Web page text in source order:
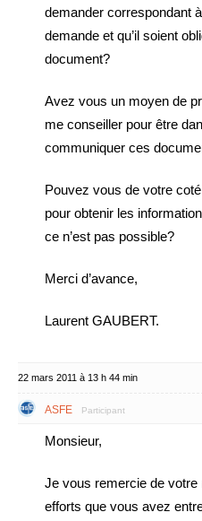
demander correspondant
demande et qu’il soient
document?
Avez vous un moyen de
me conseiller pour être
communiquer ces
Pouvez vous de votre
pour obtenir les
ce n’est pas possible?
Merci d’avance,
Laurent GAUBERT.
22 mars 2011 à 13 h 44 min
ASFE Participant
Monsieur,
Je vous remercie de
efforts que vous avez